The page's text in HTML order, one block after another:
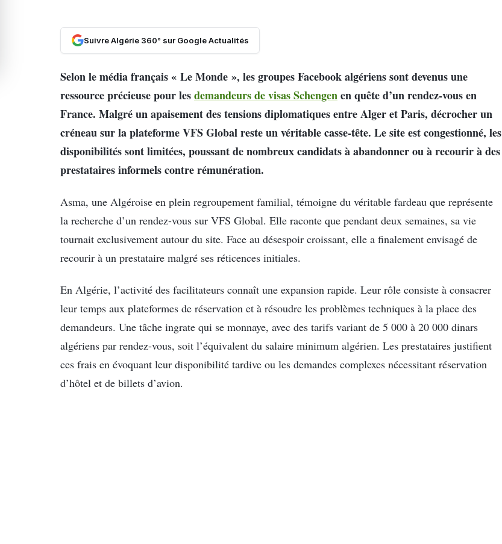
Suivre Algérie 360° sur Google Actualités
Selon le média français « Le Monde », les groupes Facebook algériens sont devenus une
ressource précieuse pour lesdemandeurs de visas Schengenen quête d’un rendez-vous en
France. Malgré un apaisement des tensions diplomatiques entre Alger et Paris, décrocher un
créneau sur la plateforme VFS Global reste un véritable casse-tête. Le site est congestionné, les
disponibilités sont limitées, poussant de nombreux candidats à abandonner ou à recourir à des
prestataires informels contre rémunération.
Asma, une Algéroise en plein regroupement familial, témoigne du véritable fardeau que représente
la recherche d’un rendez-vous sur VFS Global. Elle raconte que pendant deux semaines, sa vie
tournait exclusivement autour du site. Face au désespoir croissant, elle a finalement envisagé de
recourir à un prestataire malgré ses réticences initiales.
En Algérie, l’activité des facilitateurs connaît une expansion rapide. Leur rôle consiste à consacrer
leur temps aux plateformes de réservation et à résoudre les problèmes techniques à la place des
demandeurs. Une tâche ingrate qui se monnaye, avec des tarifs variant de 5 000 à 20 000 dinars
algériens par rendez-vous, soit l’équivalent du salaire minimum algérien. Les prestataires justifient
ces frais en évoquant leur disponibilité tardive ou les demandes complexes nécessitant réservation
d’hôtel et de billets d’avion.